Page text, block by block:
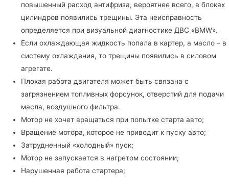
повышенный расход антифриза, вероятнее всего, в блоках
цилиндров появились трещины. Эта неисправность
определяется при визуальной диагностике ДВС «BMW».
Если охлаждающая жидкость попала в картер, а масло – в
систему охлаждения, то трещины появились в силовом
агрегате.
Плохая работа двигателя может быть связана с
загрязнением топливных форсунок, отверстий для подачи
масла, воздушного фильтра.
Мотор не хочет вращаться при попытке старта авто;
Вращение мотора, которое не приводит к пуску авто;
Затрудненный «холодный» пуск;
Мотор не запускается в нагретом состоянии;
Нарушенная работа стартера;